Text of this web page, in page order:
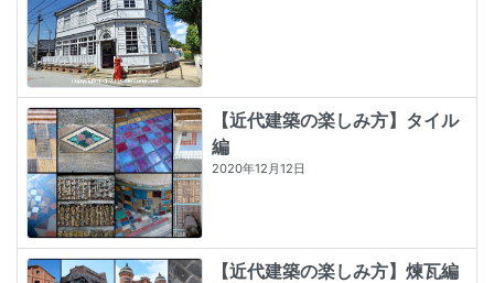
【近代建築の楽しみ方】タイル
編
2020年12月12日
【近代建築の楽しみ方】煉瓦編